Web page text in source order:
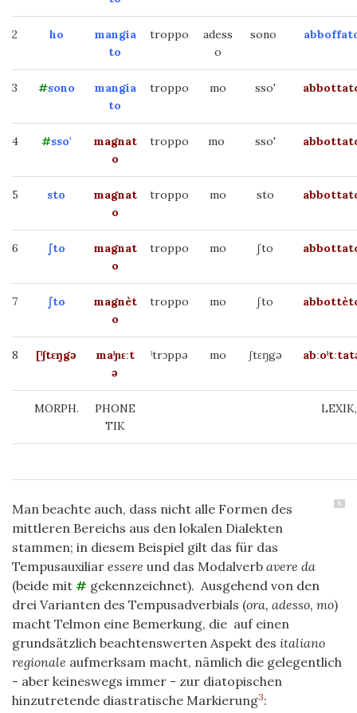
2 ho
mangia
to
troppo
adess
o
sono
3 #sono
mangia
to
troppo mo sso'
4 #sso'
magnat
o
troppo mo sso'
5 sto
magnat
o
troppo mo sto
6 ∫to
magnat
o
troppo mo ∫to
7 ∫to
magnèt
o
troppo mo ∫to
8 [ˡʃtɛŋgə
maˡɲɛːt
ə
ˡtrɔppə mo ʃtɛŋgə
MORPH.
PHONE
TIK
8
Man beachte auch, dass nicht alle Formen des
mittleren Bereichs aus den lokalen Dialekten
stammen; in diesem Beispiel gilt das für das
Tempusauxiliar essere und das Modalverb avere da
(beide mit # gekennzeichnet). Ausgehend von den
drei Varianten des Tempusadverbials (ora, adesso, mo)
macht Telmon eine Bemerkung, die auf einen
grundsätzlich beachtenswerten Aspekt des italiano
regionale aufmerksam macht, nämlich die gelegentlich
- aber keineswegs immer - zur diatopischen
hinzutretende diastratische Markierung3: